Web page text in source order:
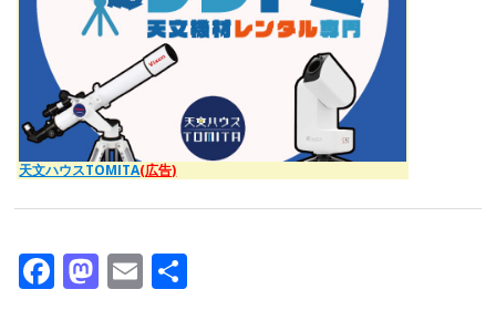
天文ハウスTOMITA(広告)
F M E